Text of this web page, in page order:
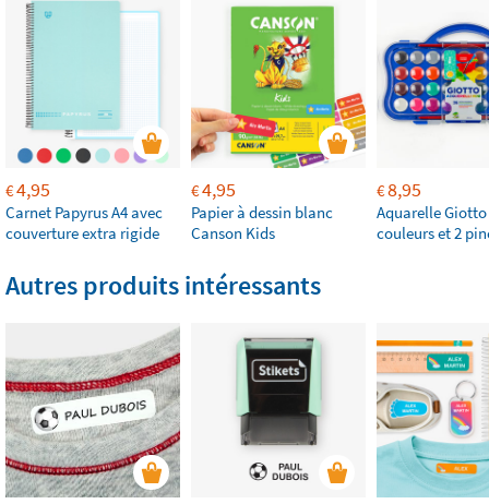
€4,95
Carnet Papyrus A4 avec
couverture extra rigide
€4,95
Papier à dessin blanc
Canson Kids
€8,95
Aquarelle Giotto
couleurs et 2
Autres produits intéressants